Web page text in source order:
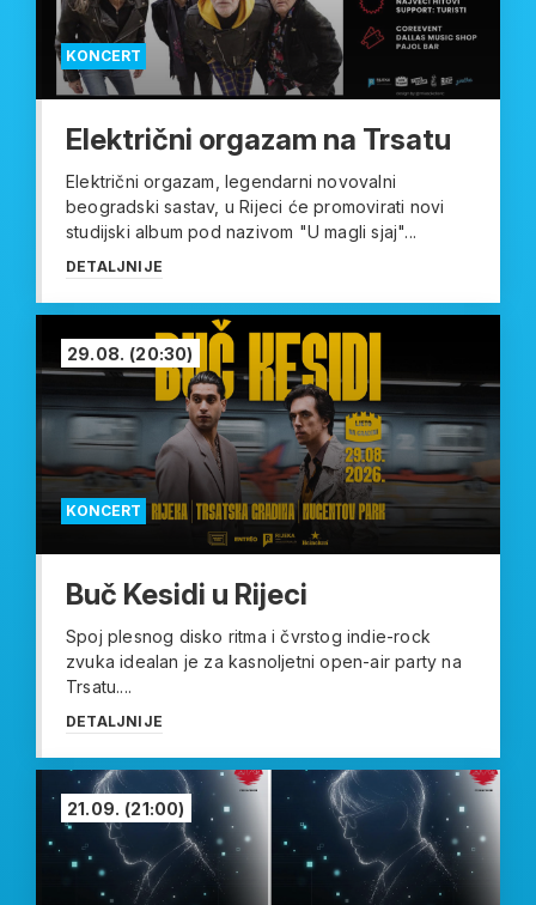
KONCERT
Električni orgazam na Trsatu
Električni orgazam, legendarni novovalni
beogradski sastav, u Rijeci će promovirati novi
studijski album pod nazivom "U magli sjaj"...
DETALJNIJE
KONCERT
29.08. (20:30)
Buč Kesidi u Rijeci
Spoj plesnog disko ritma i čvrstog indie-rock
zvuka idealan je za kasnoljetni open-air party na
Trsatu....
DETALJNIJE
21.09. (21:00)